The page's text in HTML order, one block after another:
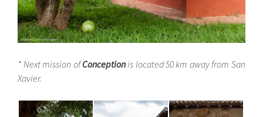
* Next mission ofConceptionis located 50 km away from San
Xavier.